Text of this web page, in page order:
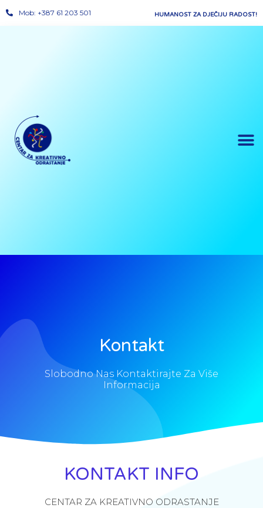
Mob: +387 61 203 501 HUMANOST ZA DJEČIJU RADOST!
Kontakt
Slobodno Nas Kontaktirajte Za Više
Informacija
KONTAKT INFO
CENTAR ZA KREATIVNO ODRASTANJE